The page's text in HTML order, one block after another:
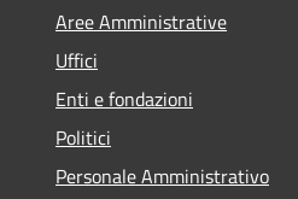
Aree Amministrative
Uffici
Enti e fondazioni
Politici
Personale Amministrativo